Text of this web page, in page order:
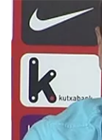
Remo
Baloncesto
Ciclismo
Herri-kirolak